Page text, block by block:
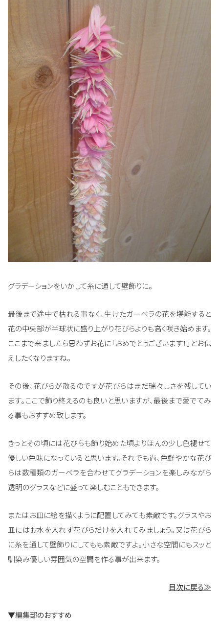
グラデーションをいかして糸に通して壁飾りに。
最後まで途中で枯れる事なく、生けたガーベラの花を堪能すると
花の中央部が半球状に盛り上がり花びらよりも高く咲き始めます。
ここまで来ましたら思わずお花に「おめでとうございます！」とお伝
えしたくなりますね。
その後、花びらが散るのですが花びらはまだ瑞々しさを残してい
ます。ここで飾り終えるのも良いと思いますが、最後まで愛でてみ
る事もおすすめ致します。
きっとその頃には花びらも飾り始めた頃よりほんの少し色褪せて
優しい色味になっていると思います。それでも尚、色鮮やかな花び
らは数種類のガーベラを合わせてグラデーションを楽しみながら
透明のグラスなどに盛って楽しむこともできます。
またはお皿に絵を描くように配置してみても素敵です。グラスやお
皿にはお水を入れず花びらだけを入れてみましょう。又は花びら
に糸を通して壁飾りにしてもも素敵ですよ。小さな空間にもスッと
馴染み優しい雰囲気の空間を作る事が出来ます。
目次に戻る≫
▼編集部のおすすめ